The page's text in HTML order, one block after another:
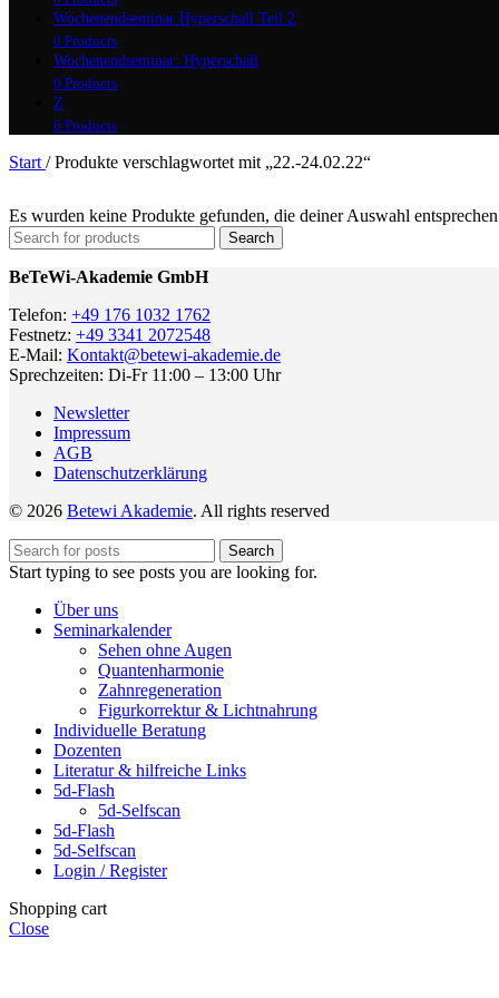
Wochenendseminar Hyperschall Teil 2
0 Products
Wochenendseminar: Hyperschall
0 Products
Z
6 Products
Start / Produkte verschlagwortet mit „22.-24.02.22“
Es wurden keine Produkte gefunden, die deiner Auswahl
Search
BeTeWi-Akademie GmbH
Telefon: +49 176 1032 1762
Festnetz: +49 3341 2072548
E-Mail: Kontakt@betewi-akademie.de
Sprechzeiten: Di-Fr 11:00 – 13:00 Uhr
Newsletter
Impressum
AGB
Datenschutzerklärung
© 2026 Betewi Akademie. All rights reserved
Search
Start typing to see posts you are looking for.
Über uns
Seminarkalender
Sehen ohne Augen
Quantenharmonie
Zahnregeneration
Figurkorrektur & Lichtnahrung
Individuelle Beratung
Dozenten
Literatur & hilfreiche Links
5d-Flash
5d-Selfscan
5d-Flash
5d-Selfscan
Login / Register
Shopping cart
Close